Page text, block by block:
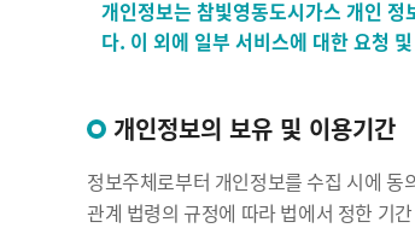
개인정보는 참빛영동도시가스 개인
다. 이 외에 일부 서비스에 대한 요청
개인정보의 보유 및 이용기간
정보주체로부터 개인정보를 수집 시에
관계 법령의 규정에 따라 법에서 정한 기